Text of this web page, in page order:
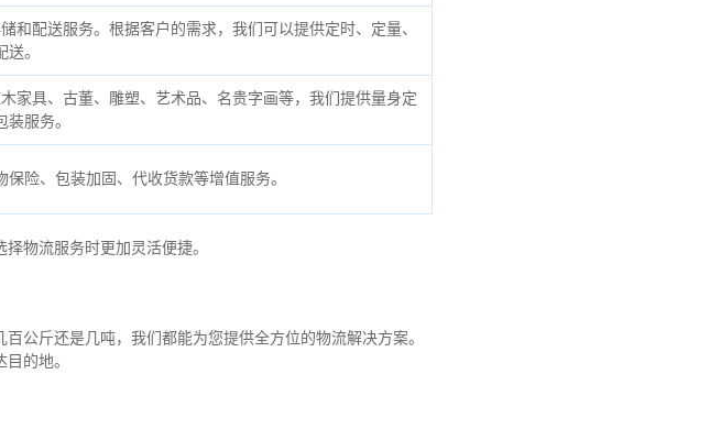
配送服务。根据客户的需求，我们可以提供定时、定量、
。
家具、古董、雕塑、艺术品、名贵字画等，我们提供量身定
服务。
险、包装加固、代收货款等增值服务。
物流服务时更加灵活便捷。
公斤还是几吨，我们都能为您提供全方位的物流解决方案。
的地。